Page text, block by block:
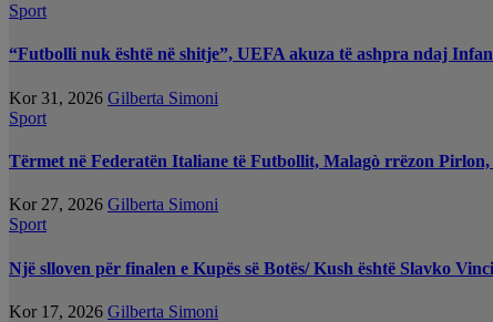
Sport
“Futbolli nuk është në shitje”, UEFA akuza të ashpra ndaj
Kor 31, 2026 Gilberta Simoni
Sport
Tërmet në Federatën Italiane të Futbollit, Malagò rrëzon
Kor 27, 2026 Gilberta Simoni
Sport
Një slloven për finalen e Kupës së Botës/ Kush është Slavko
Kor 17, 2026 Gilberta Simoni